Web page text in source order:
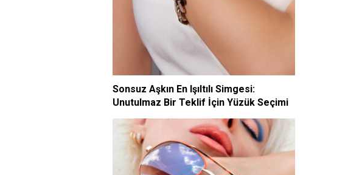
Sonsuz Aşkın En Işıltılı Simgesi:
Unutulmaz Bir Teklif İçin Yüzük Seçimi